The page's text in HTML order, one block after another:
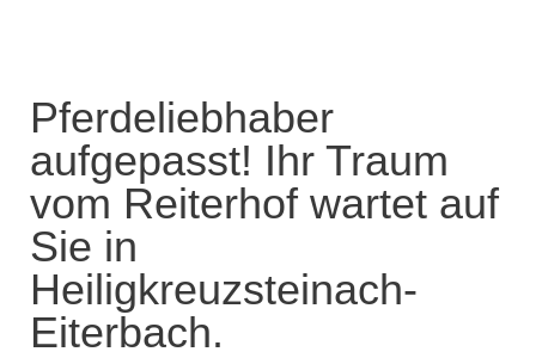
Pferdeliebhaber
aufgepasst! Ihr Traum
vom Reiterhof wartet auf
Sie in
Heiligkreuzsteinach-
Eiterbach.